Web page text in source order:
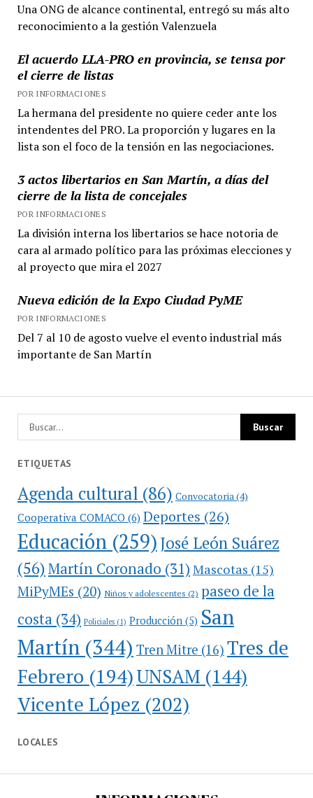
Una ONG de alcance continental, entregó su más alto
reconocimiento a la gestión Valenzuela
El acuerdo LLA-PRO en provincia, se tensa por
el cierre de listas
POR INFORMACIONES
La hermana del presidente no quiere ceder ante los
intendentes del PRO. La proporción y lugares en la
lista son el foco de la tensión en las negociaciones.
3 actos libertarios en San Martín, a días del
cierre de la lista de concejales
POR INFORMACIONES
La división interna los libertarios se hace notoria de
cara al armado político para las próximas elecciones y
al proyecto que mira el 2027
Nueva edición de la Expo Ciudad PyME
POR INFORMACIONES
Del 7 al 10 de agosto vuelve el evento industrial más
importante de San Martín
ETIQUETAS
Agenda cultural (86) Convocatoria (4)
Cooperativa COMACO(6) Deportes (26)
Educación(259)José León Suárez
(56)Martín Coronado (31) Mascotas (15)
MiPyMEs (20) Niños y adolescentes (2) paseo de la
costa(34) Policiales(1) Producción(5) San
Martín(344) Tren Mitre (16) Tres de
Febrero (194)UNSAM (144)
Vicente López (202)
LOCALES